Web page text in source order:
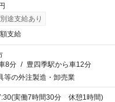
途支給あり
支給
8分 / 豊四季駅から車12分
等の外注製造・卸売業
実働7時間30分 休憩1時間)